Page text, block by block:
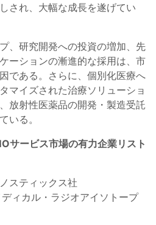
され、大幅な成長を遂げてい
、研究開発への投資の増加、先
ーションの漸進的な採用は、市
である。さらに、個別化医療へ
マイズされた治療ソリューショ
放射性医薬品の開発・製造受託
いる。
サービス市場の有力企業リスト
スティックス社
ィカル・ラジオアイソトープ